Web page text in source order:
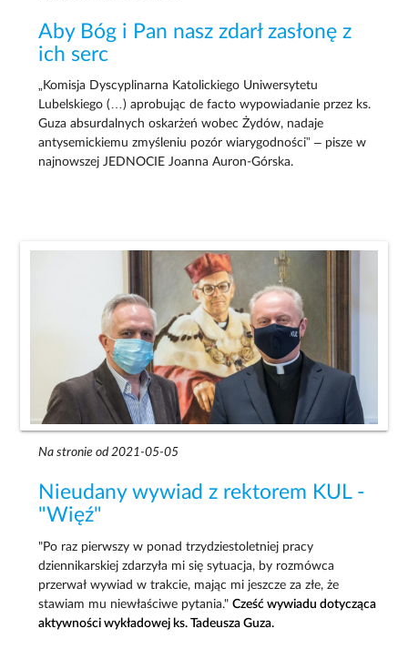
Aby Bóg i Pan nasz zdarł zasłonę z
ich serc
„Komisja Dyscyplinarna Katolickiego Uniwersytetu
Lubelskiego (…) aprobując de facto wypowiadanie przez ks.
Guza absurdalnych oskarżeń wobec Żydów, nadaje
antysemickiemu zmyśleniu pozór wiarygodności” – pisze w
najnowszej JEDNOCIE Joanna Auron-Górska.
Na stronie od 2021-05-05
Nieudany wywiad z rektorem KUL -
"Więź"
"Po raz pierwszy w ponad trzydziestoletniej pracy
dziennikarskiej zdarzyła mi się sytuacja, by rozmówca
przerwał wywiad w trakcie, mając mi jeszcze za złe, że
stawiam mu niewłaściwe pytania."Cześć wywiadu dotycząca
aktywności wykładowej ks. Tadeusza Guza.